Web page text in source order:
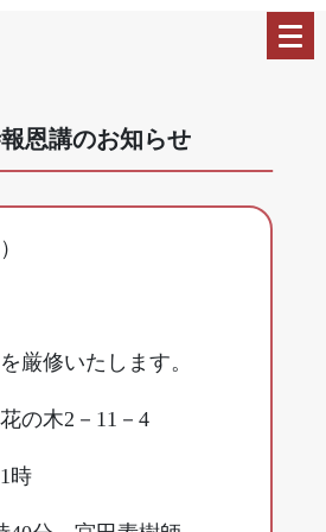
恩講のお知らせ
厳修いたします。
の木2－11－4
時